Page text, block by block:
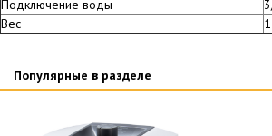
Подключение воды
Вес
Популярные в разделе